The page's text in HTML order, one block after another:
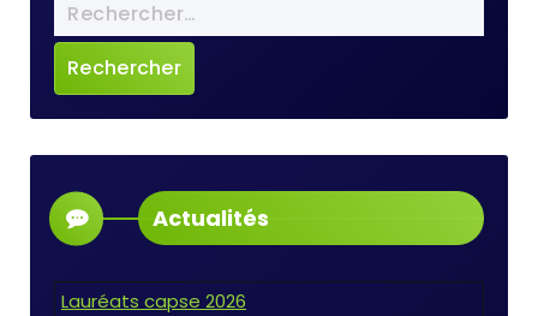
Actualités
Lauréats capse 2026